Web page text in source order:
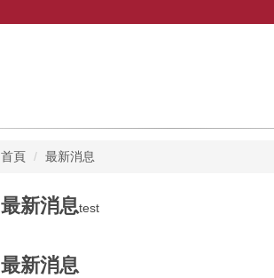
首頁 最新消息
最新消息test
最新消息